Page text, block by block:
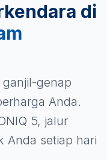
di
genap
Anda.
5, jalur
Anda setiap hari